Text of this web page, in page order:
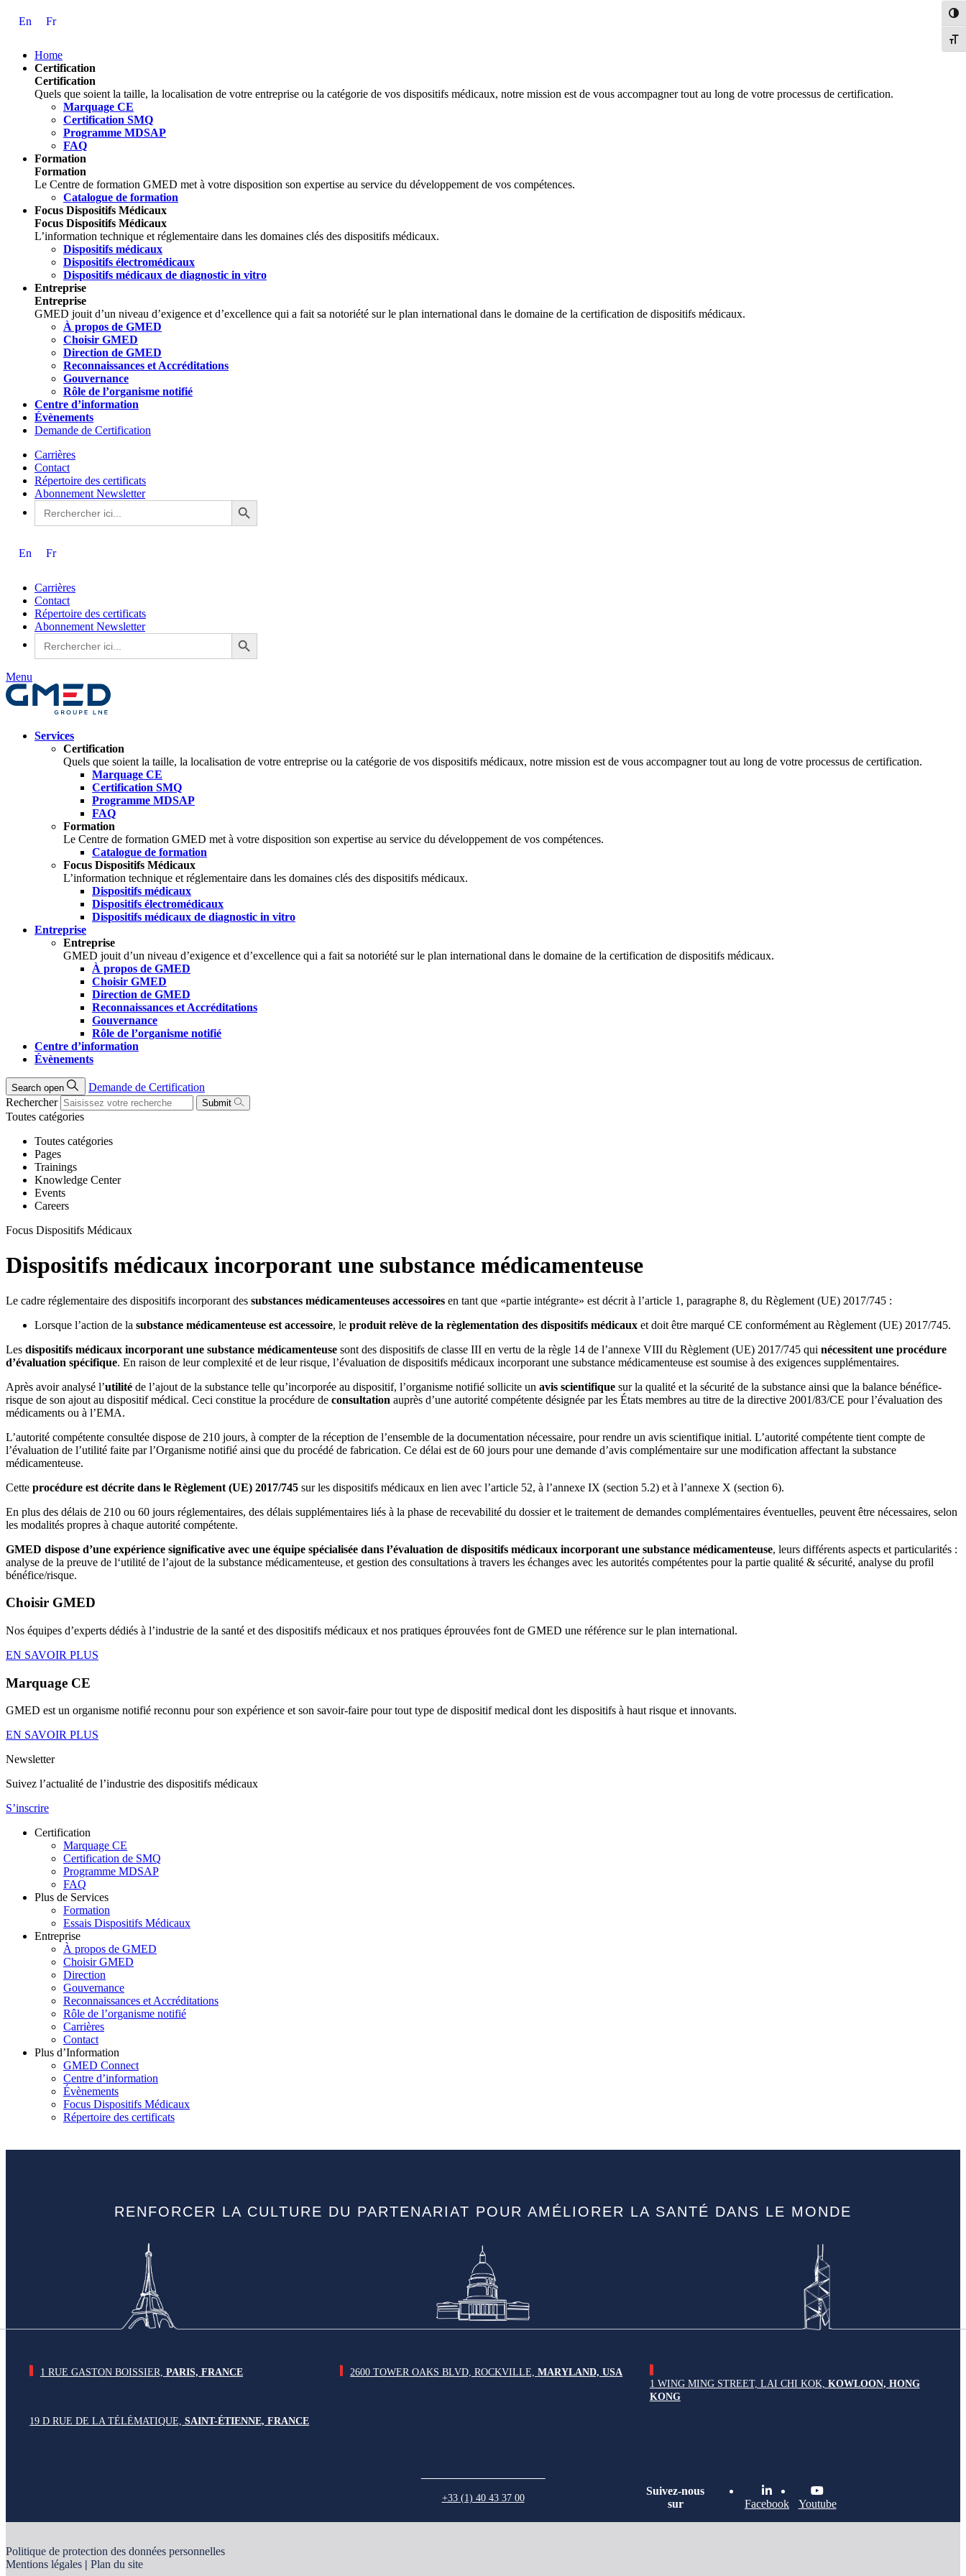
En Fr
Home
Certification
Certification
Quels que soient la taille, la localisation de votre entreprise ou la catégorie de vos dispositifs médicaux, notre mission est de vous accompagner tout au long de votre processus de certification.
Marquage CE
Certification SMQ
Programme MDSAP
FAQ
Formation
Formation
Le Centre de formation GMED met à votre disposition son expertise au service du développement de vos compétences.
Catalogue de formation
Focus Dispositifs Médicaux
Focus Dispositifs Médicaux
L’information technique et réglementaire dans les domaines clés des dispositifs médicaux.
Dispositifs médicaux
Dispositifs électromédicaux
Dispositifs médicaux de diagnostic in vitro
Entreprise
Entreprise
GMED jouit d’un niveau d’exigence et d’excellence qui a fait sa notoriété sur le plan international dans le domaine de la certification de dispositifs médicaux.
À propos de GMED
Choisir GMED
Direction de GMED
Reconnaissances et Accréditations
Gouvernance
Rôle de l’organisme notifié
Centre d’information
Évènements
Demande de Certification
Carrières
Contact
Répertoire des certificats
Abonnement Newsletter
Search
for:
Search Button
En Fr
Carrières
Contact
Répertoire des certificats
Abonnement Newsletter
Search
for:
Search Button
Menu
Services
Certification
Quels que soient la taille, la localisation de votre entreprise ou la catégorie de vos dispositifs médicaux, notre mission est de vous accompagner tout au long de votre processus de certification.
Marquage CE
Certification SMQ
Programme MDSAP
FAQ
Formation
Le Centre de formation GMED met à votre disposition son expertise au service du développement de vos compétences.
Catalogue de formation
Focus Dispositifs Médicaux
L’information technique et réglementaire dans les domaines clés des dispositifs médicaux.
Dispositifs médicaux
Dispositifs électromédicaux
Dispositifs médicaux de diagnostic in vitro
Entreprise
Entreprise
GMED jouit d’un niveau d’exigence et d’excellence qui a fait sa notoriété sur le plan international dans le domaine de la certification de dispositifs médicaux.
À propos de GMED
Choisir GMED
Direction de GMED
Reconnaissances et Accréditations
Gouvernance
Rôle de l’organisme notifié
Centre d’information
Évènements
Search open
Demande de Certification
Rechercher
Submit
Toutes catégories
Toutes catégories
Pages
Trainings
Knowledge Center
Events
Careers
Focus Dispositifs Médicaux
Dispositifs médicaux incorporant une substance médicamenteuse
Le cadre réglementaire des dispositifs incorporant des substances médicamenteuses accessoires en tant que «partie intégrante» est décrit à l’article 1, paragraphe 8, du Règlement (UE) 2017/745 :
Lorsque l’action de la substance médicamenteuse est accessoire, le produit relève de la règlementation des dispositifs médicaux et doit être marqué CE conformément au Règlement (UE) 2017/745.
Les dispositifs médicaux incorporant une substance médicamenteuse sont des dispositifs de classe III en vertu de la règle 14 de l’annexe VIII du Règlement (UE) 2017/745 qui nécessitent une procédure
d’évaluation spécifique. En raison de leur complexité et de leur risque, l’évaluation de dispositifs médicaux incorporant une substance médicamenteuse est soumise à des exigences supplémentaires.
Après avoir analysé l’utilité de l’ajout de la substance telle qu’incorporée au dispositif, l’organisme notifié sollicite un avis scientifique sur la qualité et la sécurité de la substance ainsi que la balance bénéfice-
risque de son ajout au dispositif médical. Ceci constitue la procédure de consultation auprès d’une autorité compétente désignée par les États membres au titre de la directive 2001/83/CE pour l’évaluation des
médicaments ou à l’EMA.
L’autorité compétente consultée dispose de 210 jours, à compter de la réception de l’ensemble de la documentation nécessaire, pour rendre un avis scientifique initial. L’autorité compétente tient compte de
l’évaluation de l’utilité faite par l’Organisme notifié ainsi que du procédé de fabrication. Ce délai est de 60 jours pour une demande d’avis complémentaire sur une modification affectant la substance
médicamenteuse.
Cette procédure est décrite dans le Règlement (UE) 2017/745 sur les dispositifs médicaux en lien avec l’article 52, à l’annexe IX (section 5.2) et à l’annexe X (section 6).
En plus des délais de 210 ou 60 jours réglementaires, des délais supplémentaires liés à la phase de recevabilité du dossier et le traitement de demandes complémentaires éventuelles, peuvent être nécessaires, selon
les modalités propres à chaque autorité compétente.
GMED dispose d’une expérience significative avec une équipe spécialisée dans l’évaluation de dispositifs médicaux incorporant une substance médicamenteuse, leurs différents aspects et particularités :
analyse de la preuve de l‘utilité de l’ajout de la substance médicamenteuse, et gestion des consultations à travers les échanges avec les autorités compétentes pour la partie qualité & sécurité, analyse du profil
bénéfice/risque.
Choisir GMED
Nos équipes d’experts dédiés à l’industrie de la santé et des dispositifs médicaux et nos pratiques éprouvées font de GMED une référence sur le plan international.
EN SAVOIR PLUS
Marquage CE
GMED est un organisme notifié reconnu pour son expérience et son savoir-faire pour tout type de dispositif medical dont les dispositifs à haut risque et innovants.
EN SAVOIR PLUS
Newsletter
Suivez l’actualité de l’industrie des dispositifs médicaux
S’inscrire
Certification
Marquage CE
Certification de SMQ
Programme MDSAP
FAQ
Plus de Services
Formation
Essais Dispositifs Médicaux
Entreprise
À propos de GMED
Choisir GMED
Direction
Gouvernance
Reconnaissances et Accréditations
Rôle de l’organisme notifié
Carrières
Contact
Plus d’Information
GMED Connect
Centre d’information
Évènements
Focus Dispositifs Médicaux
Répertoire des certificats
RENFORCER LA CULTURE DU PARTENARIAT POUR AMÉLIORER LA SANTÉ DANS LE MONDE
1 RUE GASTON BOISSIER, PARIS, FRANCE 2600 TOWER OAKS BLVD, ROCKVILLE,MARYLAND, USA
1 WING MING STREET, LAI CHI KOK, KOWLOON, HONG
KONG
19 D RUE DE LA TÉLÉMATIQUE,SAINT-ÉTIENNE, FRANCE
+33 (1) 40 43 37 00
Suivez-nous
sur
Facebook Youtube
Politique de protection des données personnelles
Mentions légales | Plan du site